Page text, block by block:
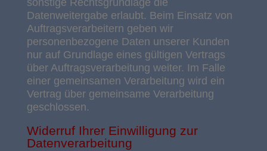
sonstige Rechtsgrundlage die
Datenweitergabe erlaubt. Beim Einsatz von
Auftragsverarbeitern geben wir
personenbezogene Daten unserer Kunden
nur auf Grundlage eines gültigen Vertrags
über Auftragsverarbeitung weiter. Im Falle
einer gemeinsamen Verarbeitung wird ein
Vertrag über gemeinsame Verarbeitung
geschlossen.
Widerruf Ihrer Einwilligung zur
Datenverarbeitung